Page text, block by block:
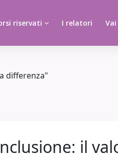
riservati I relatori
differenza"
il